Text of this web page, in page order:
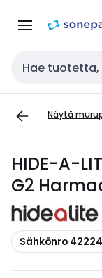
navigointiin
Haku
Näytä
HIDE-A-
G2
Kopioi
Sähkönro